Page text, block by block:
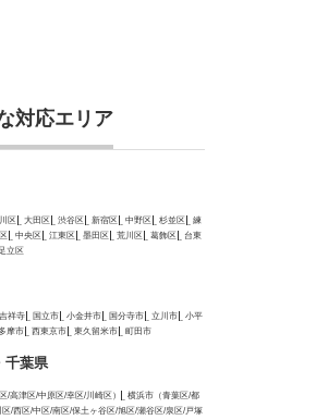
対応エリア
区 大田区 渋谷区 新宿区 中野区 杉並区
練
中央区 江東区 墨田区 荒川区 葛飾区
台東
足立区
吉祥寺 国立市 小金井市 国分寺市 立川市
小平
摩市 西東京市 東久留米市 町田市
千葉県
/高津区/中原区/幸区/川崎区）
横浜市（青葉区/都
/西区/中区/南区/保土ヶ谷区/旭区/瀬谷区/泉区/戸塚